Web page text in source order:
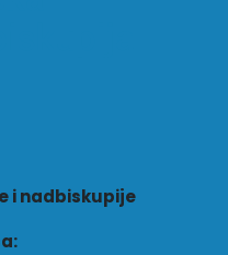
i nadbiskupije